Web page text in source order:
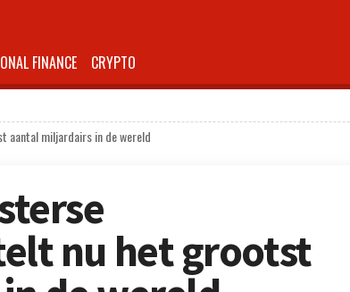
FINANCE CRYPTO
aantal miljardairs in de wereld
nu het grootst